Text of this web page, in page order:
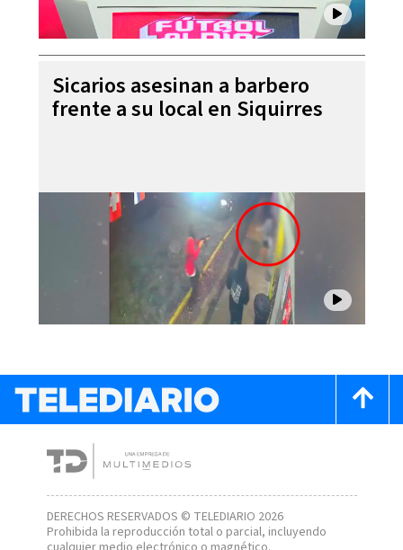
Sicarios asesinan a barbero
frente a su local en Siquirres
DERECHOS RESERVADOS © TELEDIARIO 2026
Prohibida la reproducción total o parcial, incluyendo